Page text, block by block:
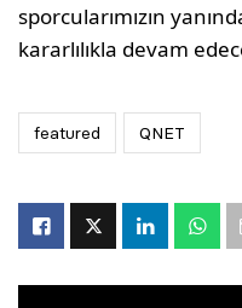
sporcularımızın
kararlılıkla devam
featured QNET